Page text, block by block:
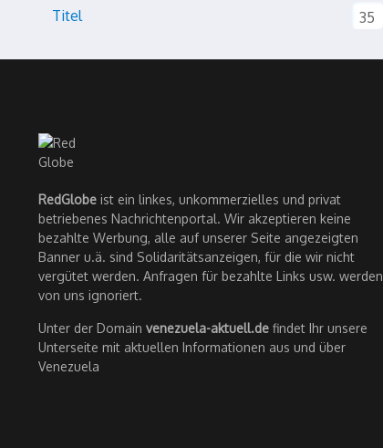
Titel
35
RedGlobe ist ein linkes, unkommerzielles und privat
betriebenes Nachrichtenportal. Wir akzeptieren keine
bezahlte Werbung, alle auf unserer Seite angezeigten
Banner u.ä. sind Solidaritätsanzeigen, für die wir nicht
vergütet werden. Anfragen für bezahlte Links usw. werden
von uns ignoriert.
Unter der Domain venezuela-aktuell.de findet Ihr unsere
Unterseite mit aktuellen Informationen aus und über
Venezuela